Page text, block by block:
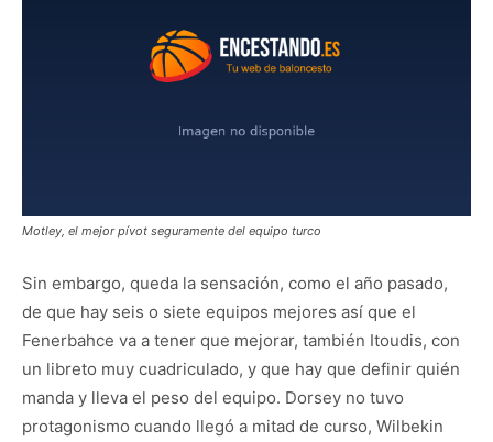
Motley, el mejor pívot seguramente del equipo turco
Sin embargo, queda la sensación, como el año pasado,
de que hay seis o siete equipos mejores así que el
Fenerbahce va a tener que mejorar, también Itoudis, con
un libreto muy cuadriculado, y que hay que definir quién
manda y lleva el peso del equipo. Dorsey no tuvo
protagonismo cuando llegó a mitad de curso, Wilbekin